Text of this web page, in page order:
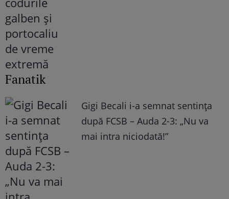
Fanatik
Gigi Becali i-a semnat sentința
după FCSB – Auda 2-3: „Nu va
mai intra niciodată!”